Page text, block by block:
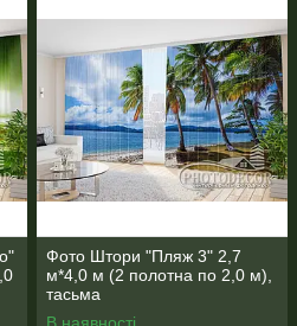
Фото Штори "Пляж 3" 2,7
м*4,0 м (2 полотна по 2,0 м),
тасьма